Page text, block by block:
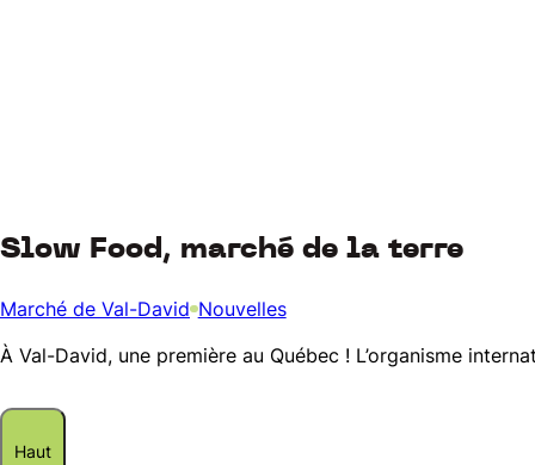
Slow Food, marché de la terre
Marché de Val-David Nouvelles
À Val-David, une première au Québec ! L’organisme
Haut